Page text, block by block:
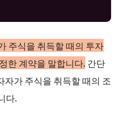
주식을 취득할 때의 투자
한 계약을 말합니다.간단
자가 주식을 취득할 때의 조
다.